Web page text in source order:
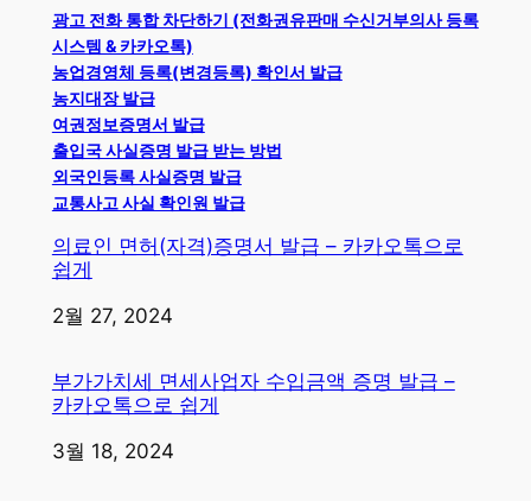
광고 전화 통합 차단하기 (전화권유판매 수신거부의사 등록
시스템 & 카카오톡)
농업경영체 등록(변경등록) 확인서 발급
농지대장 발급
여권정보증명서 발급
출입국 사실증명 발급 받는 방법
외국인등록 사실증명 발급
교통사고 사실 확인원 발급
의료인 면허(자격)증명서 발급 – 카카오톡으로
쉽게
일자
2월 27, 2024
부가가치세 면세사업자 수입금액 증명 발급 –
카카오톡으로 쉽게
일자
3월 18, 2024